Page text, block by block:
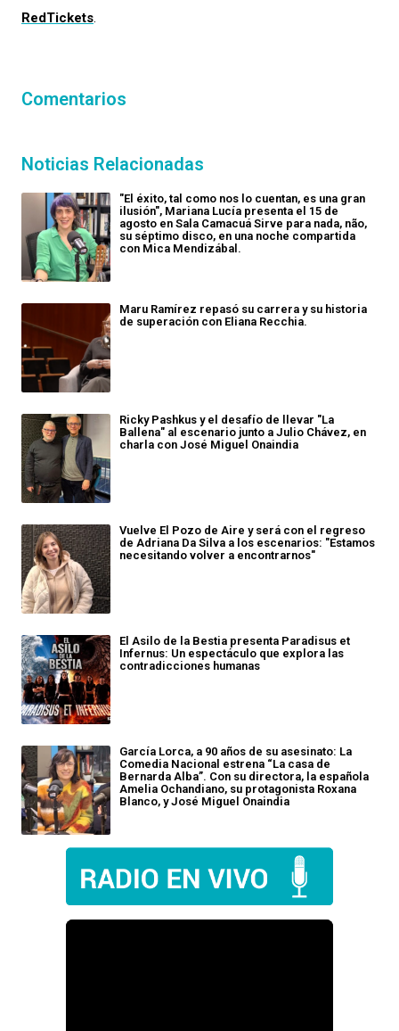
RedTickets
Comentarios
Noticias Relacionadas
"El éxito, tal como nos lo cuentan, es una gran
ilusión", Mariana Lucía presenta el 15 de
agosto en Sala Camacuá Sirve para nada, não,
su séptimo disco, en una noche compartida
con Mica Mendizábal.
Maru Ramírez repasó su carrera y su historia
de superación con Eliana Recchia.
Ricky Pashkus y el desafío de llevar "La
Ballena" al escenario junto a Julio Chávez, en
charla con José Miguel Onaindia
Vuelve El Pozo de Aire y será con el regreso
de Adriana Da Silva a los escenarios: "Estamos
necesitando volver a encontrarnos"
El Asilo de la Bestia presenta Paradisus et
Infernus: Un espectáculo que explora las
contradicciones humanas
García Lorca, a 90 años de su asesinato: La
Comedia Nacional estrena “La casa de
Bernarda Alba”. Con su directora, la española
Amelia Ochandiano, su protagonista Roxana
Blanco, y José Miguel Onaindia